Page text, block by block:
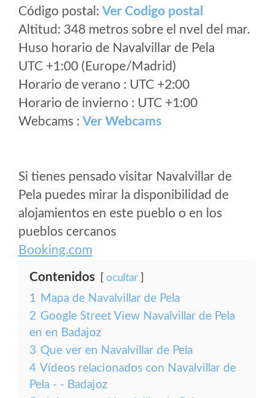
Código postal: Ver Codigo postal
Altitud: 348 metros sobre el nvel del mar.
Huso horario de Navalvillar de Pela
UTC +1:00 (Europe/Madrid)
Horario de verano : UTC +2:00
Horario de invierno : UTC +1:00
Webcams : Ver Webcams
Si tienes pensado visitar Navalvillar de
Pela puedes mirar la disponibilidad de
alojamientos en este pueblo o en los
pueblos cercanos
Booking.com
Contenidos ocultar
1 Mapa de Navalvillar de Pela
2 Google Street View Navalvillar de Pela
en en Badajoz
3 Que ver en Navalvillar de Pela
4 Vídeos relacionados con Navalvillar de
Pela - - Badajoz